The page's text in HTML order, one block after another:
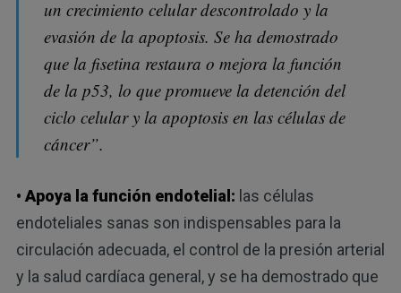
un crecimiento celular descontrolado y la
evasión de la apoptosis. Se ha demostrado
que la fisetina restaura o mejora la función
de la p53, lo que promueve la detención del
ciclo celular y la apoptosis en las células de
cáncer”.
• Apoya la función endotelial: las células
endoteliales sanas son indispensables para la
circulación adecuada, el control de la presión arterial
y la salud cardíaca general, y se ha demostrado que